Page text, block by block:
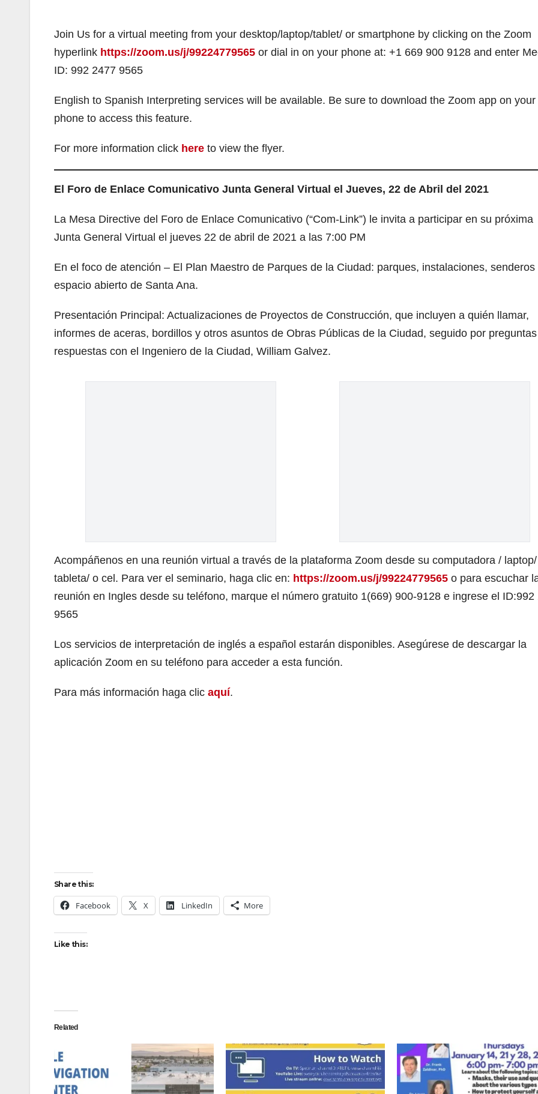
Join Us for a virtual meeting from your desktop/laptop/tablet/ or smartphone by clicking on the Zoom
hyperlink https://zoom.us/j/99224779565 or dial in on your phone at: +1 669 900 9128 and enter
ID: 992 2477 9565
English to Spanish Interpreting services will be available. Be sure to download the Zoom app on your
phone to access this feature.
For more information click here to view the flyer.
El Foro de Enlace Comunicativo Junta General Virtual el Jueves, 22 de Abril del 2021
La Mesa Directive del Foro de Enlace Comunicativo (“Com-Link”) le invita a participar en su próxima
Junta General Virtual el jueves 22 de abril de 2021 a las 7:00 PM
En el foco de atención – El Plan Maestro de Parques de la Ciudad: parques, instalaciones, senderos
espacio abierto de Santa Ana.
Presentación Principal: Actualizaciones de Proyectos de Construcción, que incluyen a quién llamar,
informes de aceras, bordillos y otros asuntos de Obras Públicas de la Ciudad, seguido por
respuestas con el Ingeniero de la Ciudad, William Galvez.
Acompáñenos en una reunión virtual a través de la plataforma Zoom desde su computadora / laptop/
tableta/ o cel. Para ver el seminario, haga clic en: https://zoom.us/j/99224779565 o para escuchar
reunión en Ingles desde su teléfono, marque el número gratuito 1(669) 900-9128 e ingrese el ID:992
9565
Los servicios de interpretación de inglés a español estarán disponibles. Asegúrese de descargar la
aplicación Zoom en su teléfono para acceder a esta función.
Para más información haga clic aquí.
Share this:
Facebook X LinkedIn More
Like this:
Related